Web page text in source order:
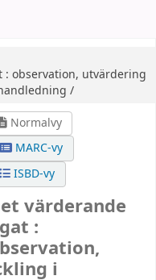
: observation, utvärdering
/
Normalvy
MARC-vy
ISBD-vy
värderande
:
i